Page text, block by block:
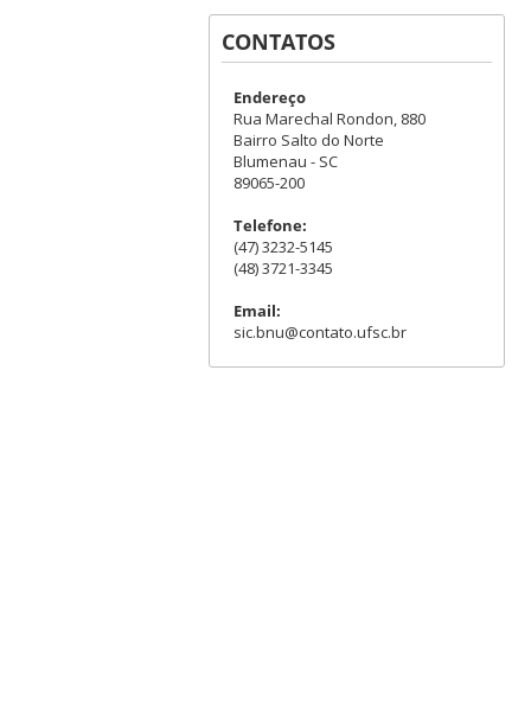
CONTATOS
Endereço
Rua Marechal Rondon, 880
Bairro Salto do Norte
Blumenau - SC
89065-200
Telefone:
(47) 3232-5145
(48) 3721-3345
Email:
sic.bnu@contato.ufsc.br